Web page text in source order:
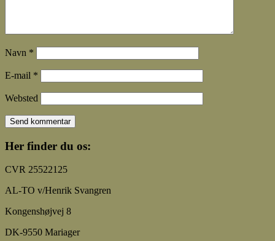
Navn *
E-mail *
Websted
Her finder du os:
CVR 25522125
AL-TO v/Henrik Svangren
Kongenshøjvej 8
DK-9550 Mariager